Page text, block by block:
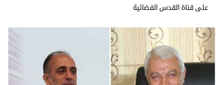
على قناة القدس الفضائية